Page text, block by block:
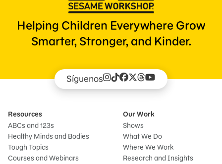
Helping Children Everywhere Grow
Smarter, Stronger, and Kinder.
Síguenos
Resources
ABCs and 123s
Healthy Minds and Bodies
Tough Topics
Courses and Webinars
Our Work
Shows
What We Do
Where We Work
Research and Insights